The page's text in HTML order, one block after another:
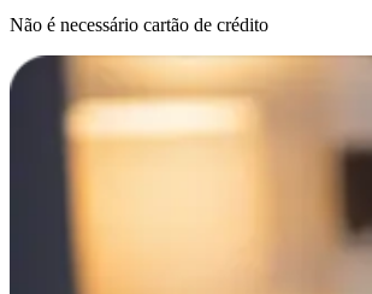
Não é necessário cartão de crédito